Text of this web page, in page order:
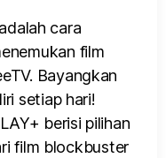
cara
film
Bayangkan
setiap hari!
berisi pilihan
film blockbuster